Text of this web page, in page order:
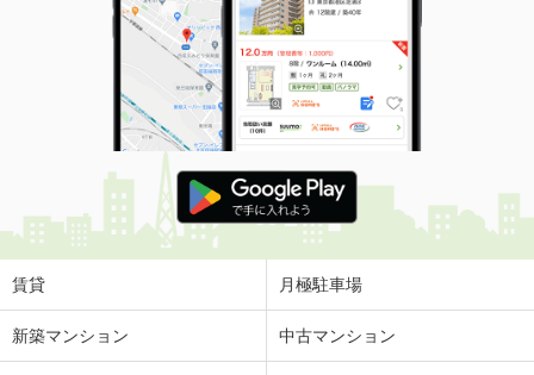
賃貸 月極駐車場
新築マンション 中古マンション